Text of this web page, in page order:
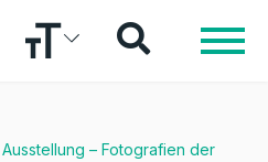
Ausstellung – Fotografien der